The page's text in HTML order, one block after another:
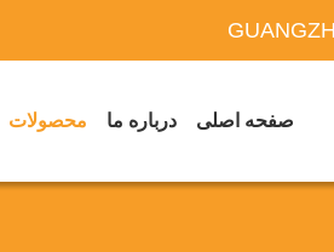
صفحه اصلی درباره ما محصولات